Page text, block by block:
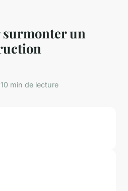
surmonter un
10 min de lecture